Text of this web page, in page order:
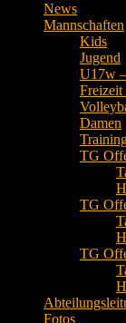
News
Mannschaften
Kids
Jugend
U17w
Freizeit
Damen
TG
TG
TG
Fotos